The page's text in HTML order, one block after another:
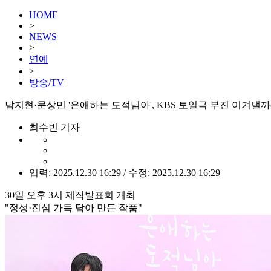
HOME
>
NEWS
>
연예
>
방송/TV
남지현·문상민 '은애하는 도적님아', KBS 토일극 부진 이겨낼
최수빈 기자
입력: 2025.12.30 16:29 / 수정: 2025.12.30 16:29
30일 오후 3시 제작발표회 개최
"정성·진심 가득 담아 만든 작품"